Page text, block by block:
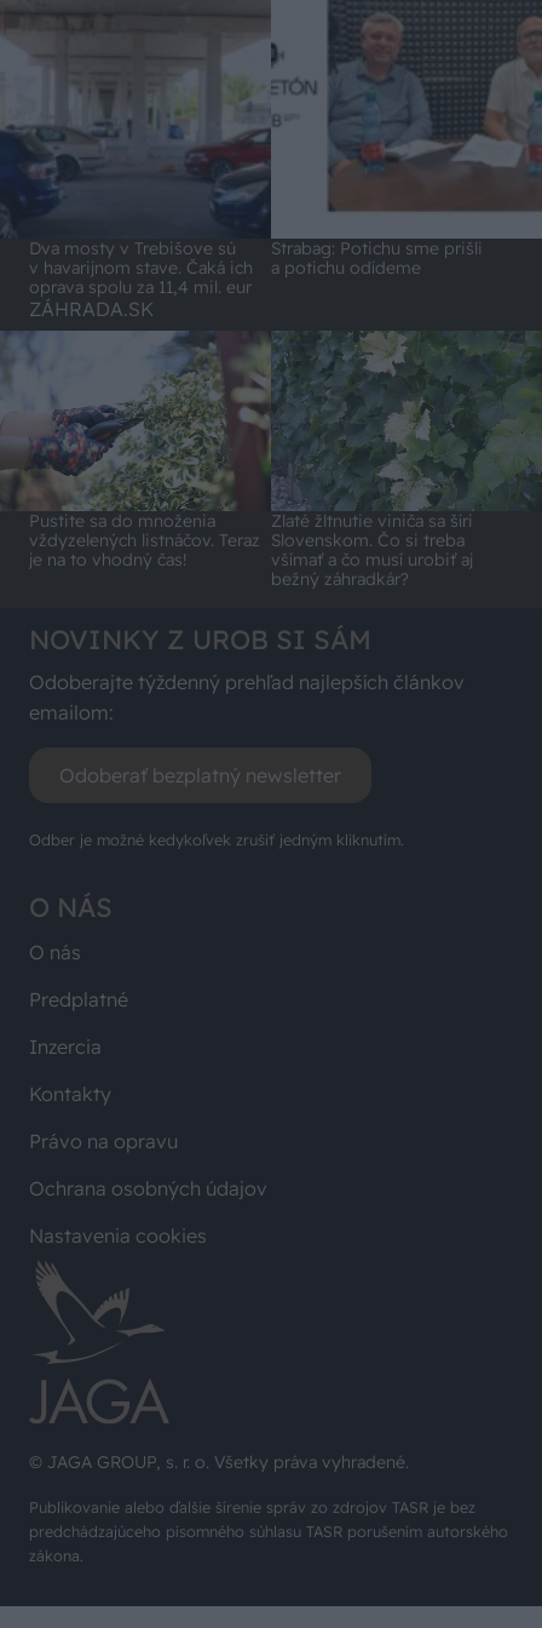
Dva mosty v Trebišove sú
v havarijnom stave. Čaká ich
oprava spolu za 11,4 mil. eur
Strabag: Potichu sme prišli
a potichu odídeme
ZÁHRADA.SK
Pustite sa do množenia
vždyzelených listnáčov. Teraz
je na to vhodný čas!
Zlaté žltnutie viniča sa šíri
Slovenskom. Čo si treba
všímať a čo musí urobiť aj
bežný záhradkár?
© JAGA GROUP, s. r. o. Všetky práva vyhradené.
Publikovanie alebo ďalšie šírenie správ zo zdrojov TASR je bez
predchádzajúceho písomného súhlasu TASR porušením autorského
zákona.
O NÁS
O nás
Predplatné
Inzercia
Kontakty
Právo na opravu
Ochrana osobných údajov
Nastavenia cookies
NOVINKY Z UROB SI SÁM
Odoberajte týždenný prehľad najlepších článkov
emailom:
Odoberať bezplatný newsletter
Odber je možné kedykoľvek zrušiť jedným kliknutím.